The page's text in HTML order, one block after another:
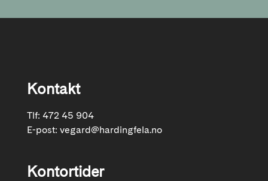
Kontakt
Tlf: 472 45 904
E-post: vegard@hardingfela.no
Kontortider